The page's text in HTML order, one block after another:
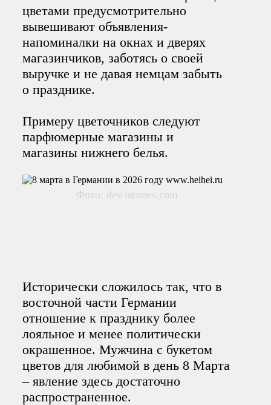
цветами предусмотрительно
вывешивают объявления-
напоминалки на окнах и дверях
магазинчиков, заботясь о своей
выручке и не давая немцам забыть
о празднике.
Примеру цветочников следуют
парфюмерные магазины и
магазины нижнего белья.
Фото: dev.latimes.com
Исторически сложилось так, что в
восточной части Германии
отношение к празднику более
лояльное и менее политически
окрашенное. Мужчина с букетом
цветов для любимой в день 8 Марта
– явление здесь достаточно
распространенное.